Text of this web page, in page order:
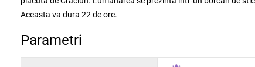
Aceasta va dura 22 de ore.
Parametri